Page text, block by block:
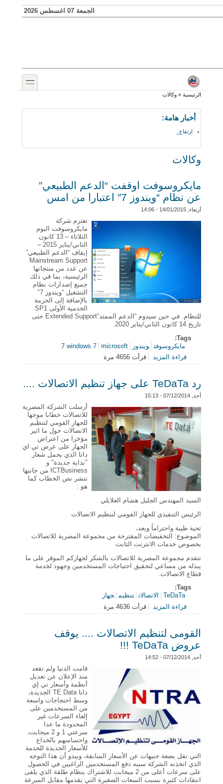
تجاوز إلى المحتوى الرئيسي
Skip to search
الجمعة 07 اغسطس 2026
toggle
أنت هنا
الرئيسية» وكالات
أخبار هامة:
ارتفاع عدد هجمات DDoS _
وكالات
مايكروسوفت اوقفت “الدعم الطبيعي”
عن نظام “ويندوز 7″ اعتبارا من امس
أربعاء, 14/01/2015 - 14:06
تعتزم شركة
مايكروسوفت اليوم
الثلاثاء – 13 كانون
الثاني/يناير 2015 –
إيقاف “الدعم الطبيعي”
Mainstream Support
عن عدد من منتجاتها
الرئيسية، بما في ذلك
جميع إصدارات نظام
التشغيل “ويندوز 7″
بالإضافة إلى الحزمة
الخدمية الأولى SP1
للنظام. في حين سيدوم “الدعم الممتد”Extended Support حتى
تاريخ 14 كانون الثاني/يناير 2020.
Tags:
مايكروسوفت
ويندوز 7 windows 7
microsoft
قراءة المزيدحول مايكروسوفت اوقفت “الدعم الطبيعي” عن نظام
“ويندوز 7″ اعتبارا من امس
قرأت 4656 مرة
رد TeDaTa على جهاز تنظيم الاتصالات ....
أحد, 07/12/2014 - 15:13
أرسلت الشركة المصرية
للاتصالات خطابا موجها
للجهاز القومي لتنظيم
الاتصالات حول ما اثير
مؤخرا من اعتراض
الجهاز على عرض تي اي
داتا الذي يحمل شعار
"بداية جديدة" و
ICTBusiness من جانبها
تنشر نص الخطاب كما
هو :
السيد المهندس الجليل هشام العلايلي
الرئيس التنفيذي للجهاز القومي لتنظيم الاتصالات
تحية طيبة واحتراماً وبعد،
الموضوع: التخفيضات المقترحة من مجموعة المصرية للاتصالات
بخصوص خدمات الانترنت الثابت
تتقدم مجموعة المصرية للاتصالات بالشكر لجهازكم الموقر على ما
يبذله من مساعي لتحقيق احتياجات المستخدمين وجهود لخدمة
قطاع الاتصالات.
Tags:
TeDaTa
الاتصالات تنظيم جهاز
قراءة المزيدحول رد TeDaTa على جهاز تنظيم الاتصالات ....
قرأت 4636 مرة
القومى لتنظيم الاتصالات .... يوقف
عروض TeDaTa !!!
أحد, 07/12/2014 - 14:52
قامت الدنيا ولم تقعد
منذ الإعلان عن تعديل
أنظمة وأسعار تي إي
داتا TE Data الجديدة،
وسط احتجاجات واسعة
من المستخدمين على
إلغاء السرعات غير
المحدودة ما عدا
سرعتي 1 و 2 ميجابت،
واحساسهم بالخداع
للأسعار الجديدة للخدمة
التي تقل بضعة جنيهات عن الأسعار السابقة، ويبدو أن هذا التوجه
الذي اتخذته الشركة سببه دفع المستخدمين الراغبين في الحصول
على سرعات أعلى من 2 ميجابت للاشتراك بنظام طلقة الذي يلقى
انتقادات كثيرة بسبب السعات الصغيرة التي يقدمها مقابل السرعة